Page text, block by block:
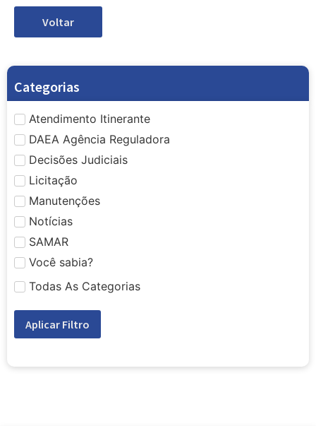
Voltar
Categorias
Atendimento Itinerante
DAEA Agência Reguladora
Decisões Judiciais
Licitação
Manutenções
Notícias
SAMAR
Você sabia?
Todas As Categorias
Aplicar Filtro